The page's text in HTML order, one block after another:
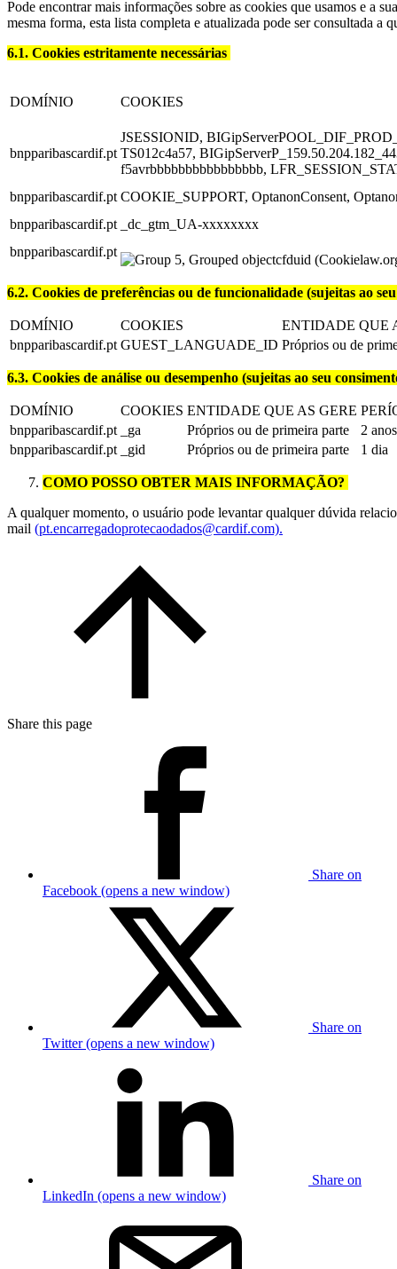
Pode encontrar mais informações sobre as cookies que usamos e a
mesma forma, esta lista completa e atualizada pode ser consultada a
6.1. Cookies estritamente necessárias
DOMÍNIO COOKIES
bnpparibascardif.pt
JSESSIONID,
TS012c4a57,
f5avrbbbbbbbbbbbbbbbb,
bnpparibascardif.pt COOKIE_SUPPORT, OptanonConsent,
bnpparibascardif.pt
_dc_gtm_UA-xxxxxxxx
bnpparibascardif.pt
cfduid
6.2. Cookies de preferências ou de funcionalidade (sujeitas ao
DOMÍNIO COOKIES
ENTIDADE QUE
bnpparibascardif.pt GUEST_LANGUADE_ID Próprios ou de
6.3. Cookies de análise ou desempenho (sujeitas ao seu
DOMÍNIO COOKIES ENTIDADE QUE AS GERE
bnpparibascardif.pt
_ga Próprios ou de primeira parte
2 anos
bnpparibascardif.pt
_gid Próprios ou de primeira parte 1 dia
COMO POSSO OBTER MAIS INFORMAÇÃO?
A qualquer momento, o usuário pode levantar qualquer dúvida
mail (pt.encarregadoprotecaodados@cardif.com).
Share this page
Share on
Facebook (opens a new window)
Share on
Twitter (opens a new window)
Share on
LinkedIn (opens a new window)